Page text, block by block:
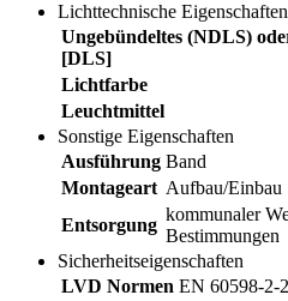
Lichttechnische Eigenschaften
Ungebündeltes (NDLS)
[DLS]
Lichtfarbe
Leuchtmittel
Sonstige Eigenschaften
Ausführung Band
Montageart Aufbau/Einbau
Entsorgung
kommunaler
Bestimmungen
Sicherheitseigenschaften
LVD Normen EN 60598-2-